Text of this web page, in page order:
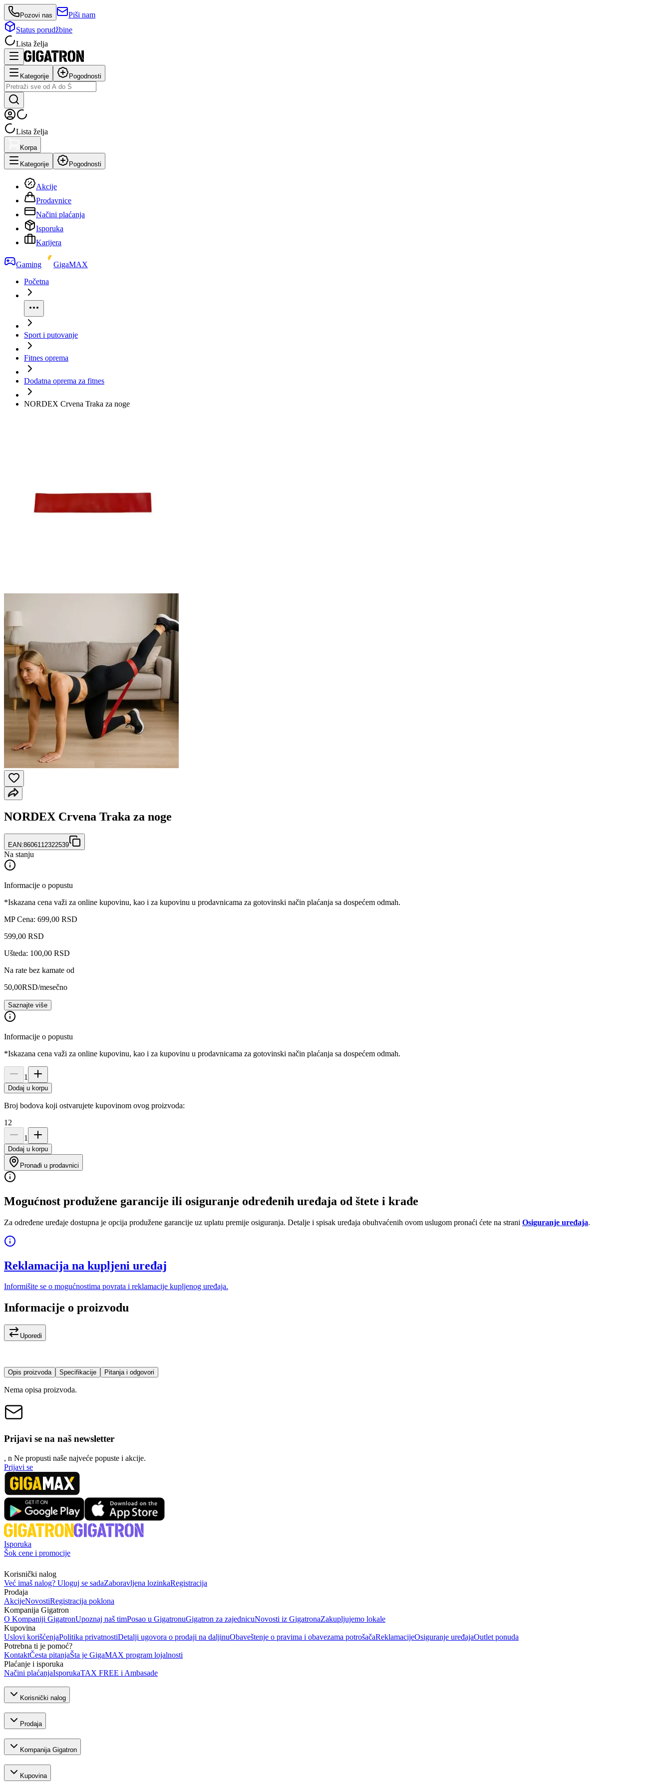
Pozovi nas
Piši nam
Status porudžbine
Lista želja
Kategorije Pogodnosti
Lista želja
Korpa
Kategorije Pogodnosti
Akcije
Prodavnice
Načini plaćanja
Isporuka
Karijera
Gaming
GigaMAX
Početna
Sport i putovanje
Fitnes oprema
Dodatna oprema za fitnes
NORDEX Crvena Traka za noge
NORDEX Crvena Traka za noge
EAN:8606112322539
Na stanju
Informacije o popustu
*Iskazana cena važi za online kupovinu, kao i za kupovinu u prodavnicama za gotovinski način plaćanja sa dospećem odmah.
MP Cena: 699,00 RSD
599,00 RSD
Ušteda: 100,00 RSD
Na rate bez kamate od
50,00RSD/mesečno
Saznajte više
Informacije o popustu
*Iskazana cena važi za online kupovinu, kao i za kupovinu u prodavnicama za gotovinski način plaćanja sa dospećem odmah.
1
Dodaj u korpu
Broj bodova koji ostvarujete kupovinom ovog proizvoda:
12
1
Dodaj u korpu
Pronađi u prodavnici
Mogućnost produžene garancije ili osiguranje određenih uređaja od štete i krađe
Za određene uređaje dostupna je opcija produžene garancije uz uplatu premije osiguranja. Detalje i spisak uređaja obuhvaćenih ovom uslugom pronaći ćete na strani Osiguranje uređaja.
Reklamacija na kupljeni uređaj
Informišite se o mogućnostima povrata i reklamacije kupljenog uređaja.
Informacije o proizvodu
Uporedi
Opis proizvoda Specifikacije Pitanja i odgovori
Nema opisa proizvoda.
Prijavi se na naš newsletter
, n Ne propusti naše najveće popuste i akcije.
Prijavi se
Isporuka
Šok cene i promocije
Korisnički nalog
Već imaš nalog? Uloguj se sadaZaboravljena lozinkaRegistracija
Prodaja
AkcijeNovostiRegistracija poklona
Kompanija Gigatron
O Kompaniji GigatronUpoznaj naš timPosao u GigatronuGigatron za zajednicuNovosti iz GigatronaZakupljujemo lokale
Kupovina
Uslovi korišćenjaPolitika privatnostiDetalji ugovora o prodaji na daljinuObaveštenje o pravima i obavezama potrošačaReklamacijeOsiguranje uređajaOutlet ponuda
Potrebna ti je pomoć?
KontaktČesta pitanjaŠta je GigaMAX program lojalnosti
Plaćanje i isporuka
Načini plaćanjaIsporukaTAX FREE i Ambasade
Korisnički nalog
Prodaja
Kompanija Gigatron
Kupovina